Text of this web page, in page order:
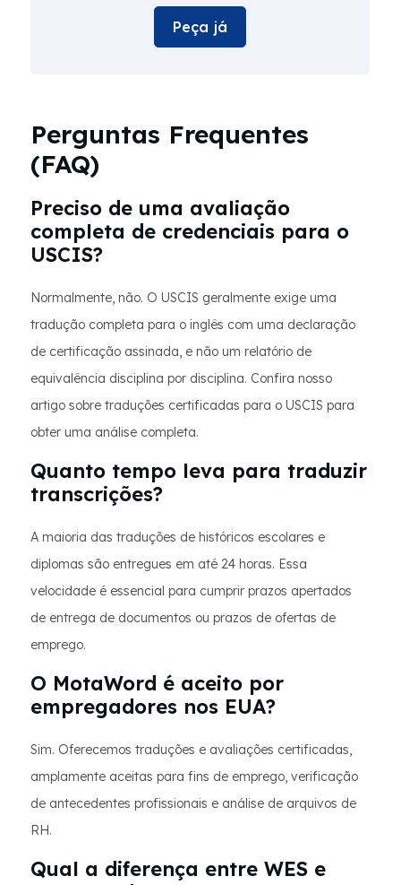
Peça já
Perguntas Frequentes
(FAQ)
Preciso de uma avaliação
completa de credenciais para o
USCIS?
Normalmente, não. O USCIS geralmente exige uma
tradução completa para o inglês com uma declaração
de certificação assinada, e não um relatório de
equivalência disciplina por disciplina. Confira nosso
artigo sobre traduções certificadas para o USCIS para
obter uma análise completa.
Quanto tempo leva para traduzir
transcrições?
A maioria das traduções de históricos escolares e
diplomas são entregues em até 24 horas. Essa
velocidade é essencial para cumprir prazos apertados
de entrega de documentos ou prazos de ofertas de
emprego.
O MotaWord é aceito por
empregadores nos EUA?
Sim. Oferecemos traduções e avaliações certificadas,
amplamente aceitas para fins de emprego, verificação
de antecedentes profissionais e análise de arquivos de
RH.
Qual a diferença entre WES e